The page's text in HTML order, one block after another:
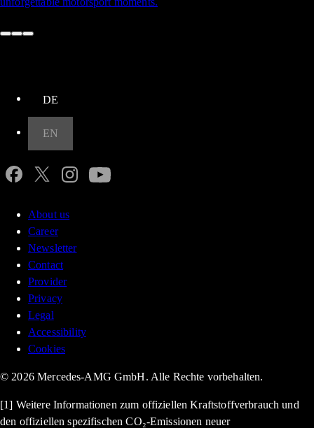
DE
EN
About us
Career
Newsletter
Contact
Provider
Privacy
Legal
Accessibility
Cookies
© 2026 Mercedes-AMG GmbH. Alle Rechte vorbehalten.
[1] Weitere Informationen zum offiziellen Kraftstoffverbrauch und
den offiziellen spezifischen CO₂-Emissionen neuer